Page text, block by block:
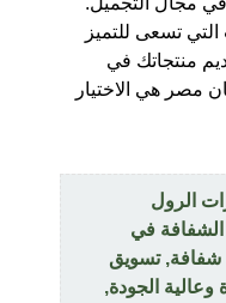
التي تسعى للتميز
منتجاتك في
مصر هي الاختيار
الرول
الشفافة في
شفافة,تسويق
الجودة,